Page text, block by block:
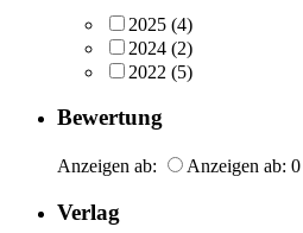
2025 (4)
2024 (2)
2022 (5)
Bewertung
Anzeigen ab: Anzeigen ab:
Verlag